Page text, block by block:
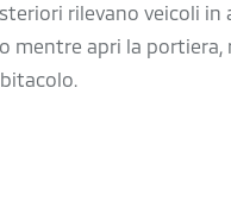
rilevano veicoli in
mentre apri la portiera,